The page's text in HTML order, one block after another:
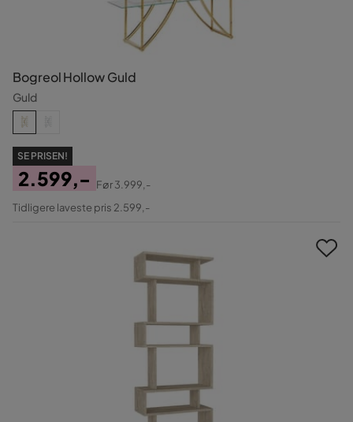
Bogreol Hollow Guld
Guld
SE PRISEN!
Pris
2.599,-
Original
Før3.999,-
Tidligere laveste pris 2.599,-